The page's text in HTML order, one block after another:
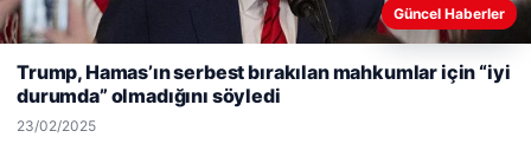
© 2026 Son Dakika Güncel – Güncel Haberler
Web sitemizi nasıl kullandığınızı daha iyi anlayabilmek,
kullanıyoruz.Çerez Politikamız
Kabul Et
Güncel Haberler
Trump, Hamas’ın serbest bırakılan mahkumlar için “iyi
durumda” olmadığını söyledi
23/02/2025